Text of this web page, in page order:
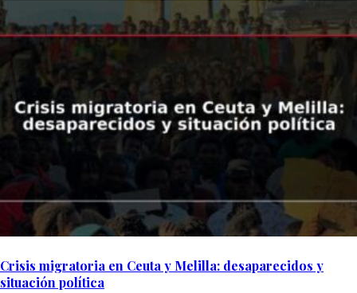
Crisis migratoria en Ceuta y Melilla: desaparecidos y
situación política